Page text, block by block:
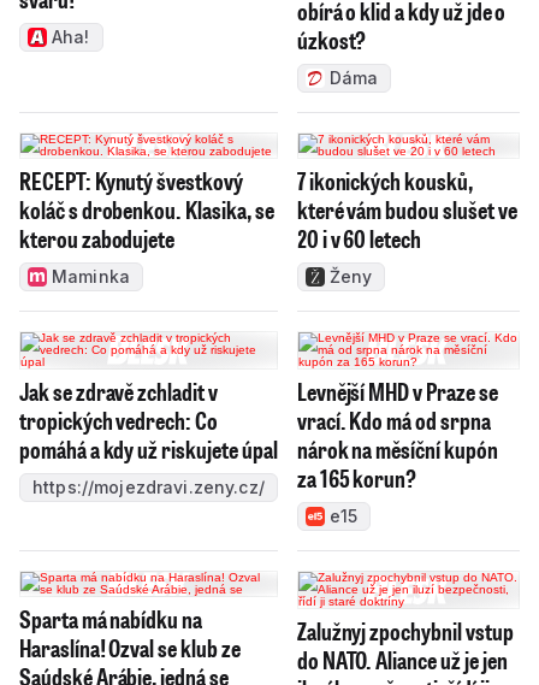
Aha!
obírá o klid a kdy už jde o
úzkost?
Dáma
RECEPT: Kynutý švestkový
koláč s drobenkou. Klasika, se
kterou zabodujete
Maminka
7 ikonických kousků,
které vám budou slušet ve
20 i v 60 letech
Ženy
Jak se zdravě zchladit v
tropických vedrech: Co
pomáhá a kdy už riskujete úpal
https://mojezdravi.zeny.cz/
Levnější MHD v Praze se
vrací. Kdo má od srpna
nárok na měsíční kupón
za 165 korun?
e15
Sparta má nabídku na
Haraslína! Ozval se klub ze
Saúdské Arábie, jedná se
Zalužnyj zpochybnil vstup
do NATO. Aliance už je jen